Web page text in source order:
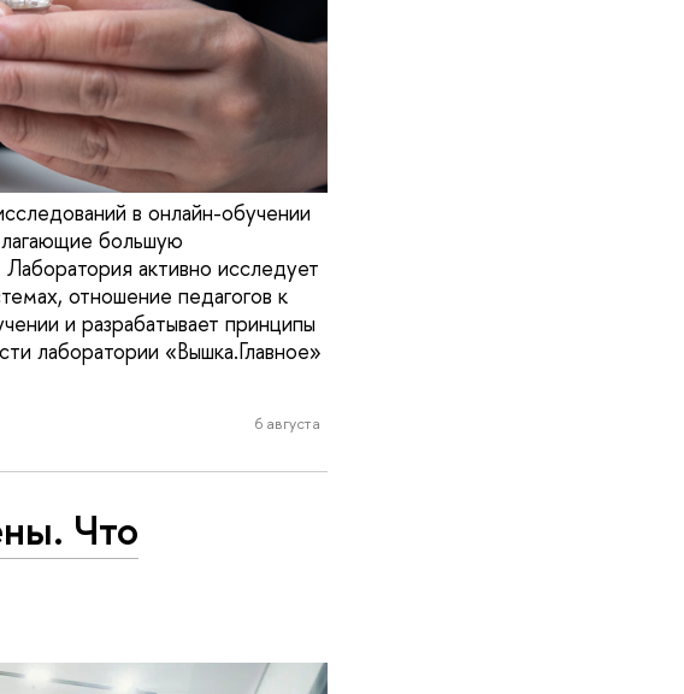
в онлайн-обучении
большую
активно исследует
отношение педагогов к
и разрабатывает принципы
лаборатории «Вышка.Главное»
6 августа
Что